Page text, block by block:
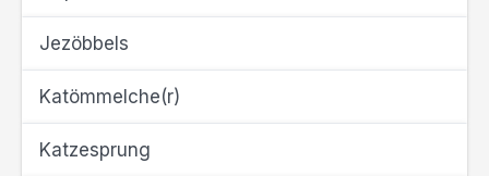
Jezöbbels
Katömmelche(r)
Katzesprung